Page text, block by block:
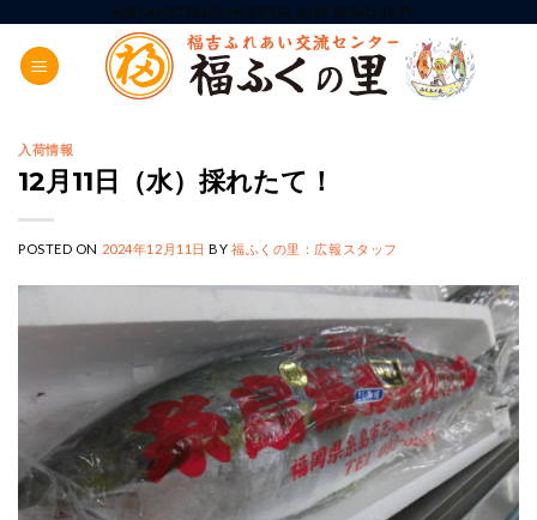
content
ADD ANYTHING HERE OR JUST REMOVE IT...
入荷情報
12月11日（水）採れたて！
POSTED ON 2024年12月11日 BY福ふくの里：広報スタッフ